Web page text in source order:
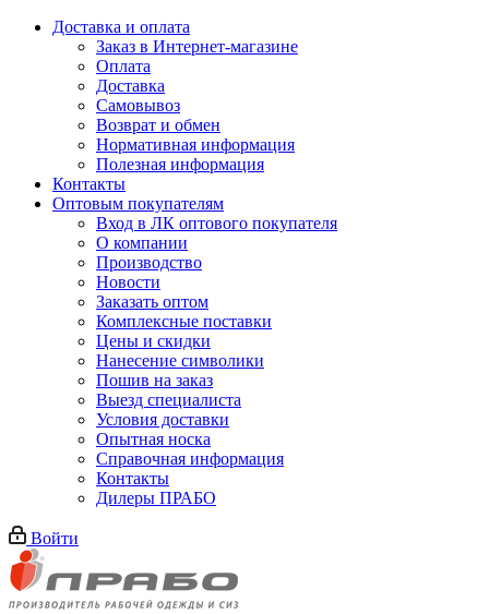
Доставка и оплата
Заказ в Интернет-магазине
Оплата
Доставка
Самовывоз
Возврат и обмен
Нормативная информация
Полезная информация
Контакты
Оптовым покупателям
Вход в ЛК оптового покупателя
О компании
Производство
Новости
Заказать оптом
Комплексные поставки
Цены и скидки
Нанесение символики
Пошив на заказ
Выезд специалиста
Условия доставки
Опытная носка
Справочная информация
Контакты
Дилеры ПРАБО
Войти